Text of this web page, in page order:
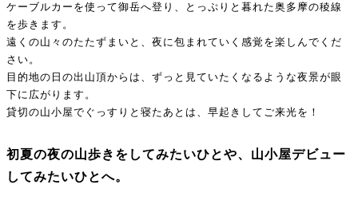
ケーブルカーを使って御岳へ登り、とっぷりと暮れた奥多摩の稜線
を歩きます。
遠くの山々のたたずまいと、夜に包まれていく感覚を楽しんでくだ
さい。
目的地の日の出山頂からは、ずっと見ていたくなるような夜景が眼
下に広がります。
貸切の山小屋でぐっすりと寝たあとは、早起きしてご来光を！
初夏の夜の山歩きをしてみたいひとや、山小屋デビュー
してみたいひとへ。